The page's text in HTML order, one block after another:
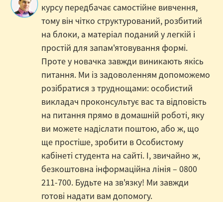
курсу передбачає самостійне вивчення,
тому він чітко структурований, розбитий
на блоки, а матеріал поданий у легкій і
простій для запам'ятовування формі.
Проте у новачка завжди виникають якісь
питання. Ми із задоволенням допоможемо
розібратися з труднощами: особистий
викладач проконсультує вас та відповість
на питання прямо в домашній роботі, яку
ви можете надіслати поштою, або ж, що
ще простіше, зробити в Особистому
кабінеті студента на сайті. І, звичайно ж,
безкоштовна інформаційна лінія – 0800
211-700. Будьте на зв'язку! Ми завжди
готові надати вам допомогу.